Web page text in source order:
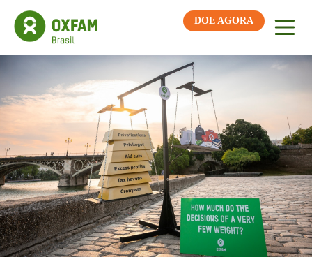
DOE AGORA